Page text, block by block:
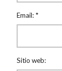
Email: *
Sitio web: